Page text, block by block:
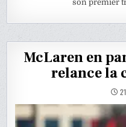
son premier
McLaren en
relance la